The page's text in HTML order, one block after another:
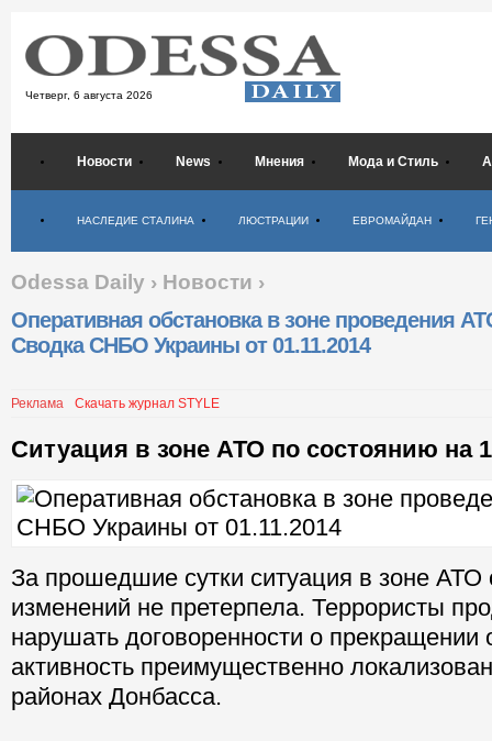
Четверг, 6 августа 2026
Новости News Мнения Мода и Стиль
НАСЛЕДИЕ СТАЛИНА ЛЮСТРАЦИИ ЕВРОМАЙДАН
Odessa Daily › Новости ›
Оперативная обстановка в зоне проведения
Сводка СНБО Украины от 01.11.2014
Реклама Скачать журнал STYLE
Ситуация в зоне АТО по состоянию на
За прошедшие сутки ситуация в зоне АТО
изменений не претерпела. Террористы
нарушать договоренности о прекращении
активность преимущественно
районах Донбасса.